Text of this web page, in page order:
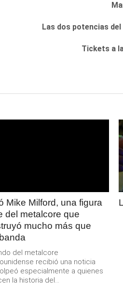
Las dos potencias
Tickets a
Mike Milford, una figura
del metalcore que
mucho más que
del metalcore
recibió una noticia
especialmente a quienes
la historia del...